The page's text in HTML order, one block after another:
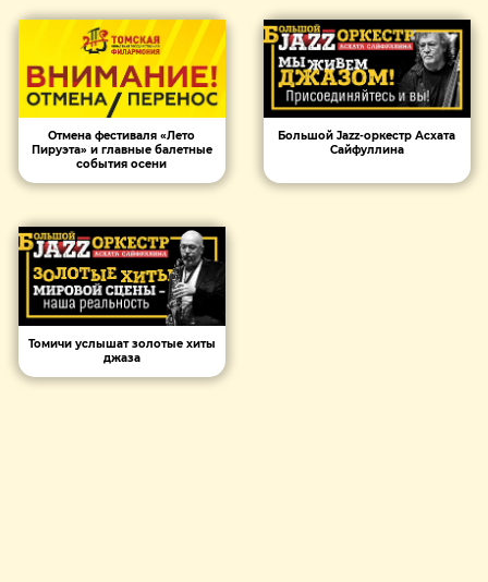
Отмена фестиваля «Лето
Пируэта» и главные балетные
события осени
Большой Jazz-оркестр Асхата
Сайфуллина
Томичи услышат золотые хиты
джаза